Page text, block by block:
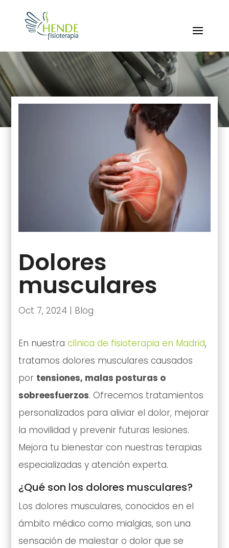
Dolores
musculares
Oct 7, 2024 | Blog
En nuestra clínica de fisioterapia en Madrid,
tratamos dolores musculares causados
por tensiones, malas posturas o
sobreesfuerzos. Ofrecemos tratamientos
personalizados para aliviar el dolor, mejorar
la movilidad y prevenir futuras lesiones.
Mejora tu bienestar con nuestras terapias
especializadas y atención experta.
¿Qué son los dolores musculares?
Los dolores musculares, conocidos en el
ámbito médico como mialgias, son una
sensación de malestar o dolor que se